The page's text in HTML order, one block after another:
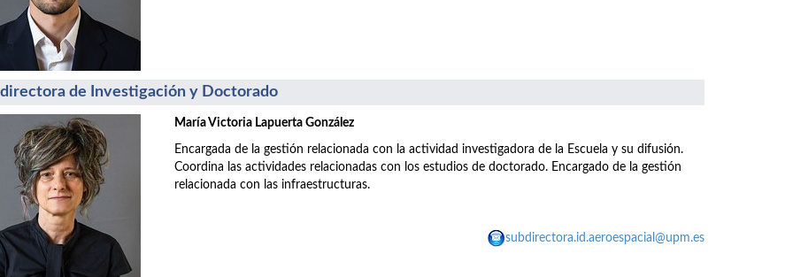
de Investigación y Doctorado
María Victoria Lapuerta González
Encargada de la gestión relacionada con la actividad investigadora de la Escuela y su difusión.
Coordina las actividades relacionadas con los estudios de doctorado. Encargado de la gestión
relacionada con las infraestructuras.
subdirectora.id.aeroespacial@upm.es